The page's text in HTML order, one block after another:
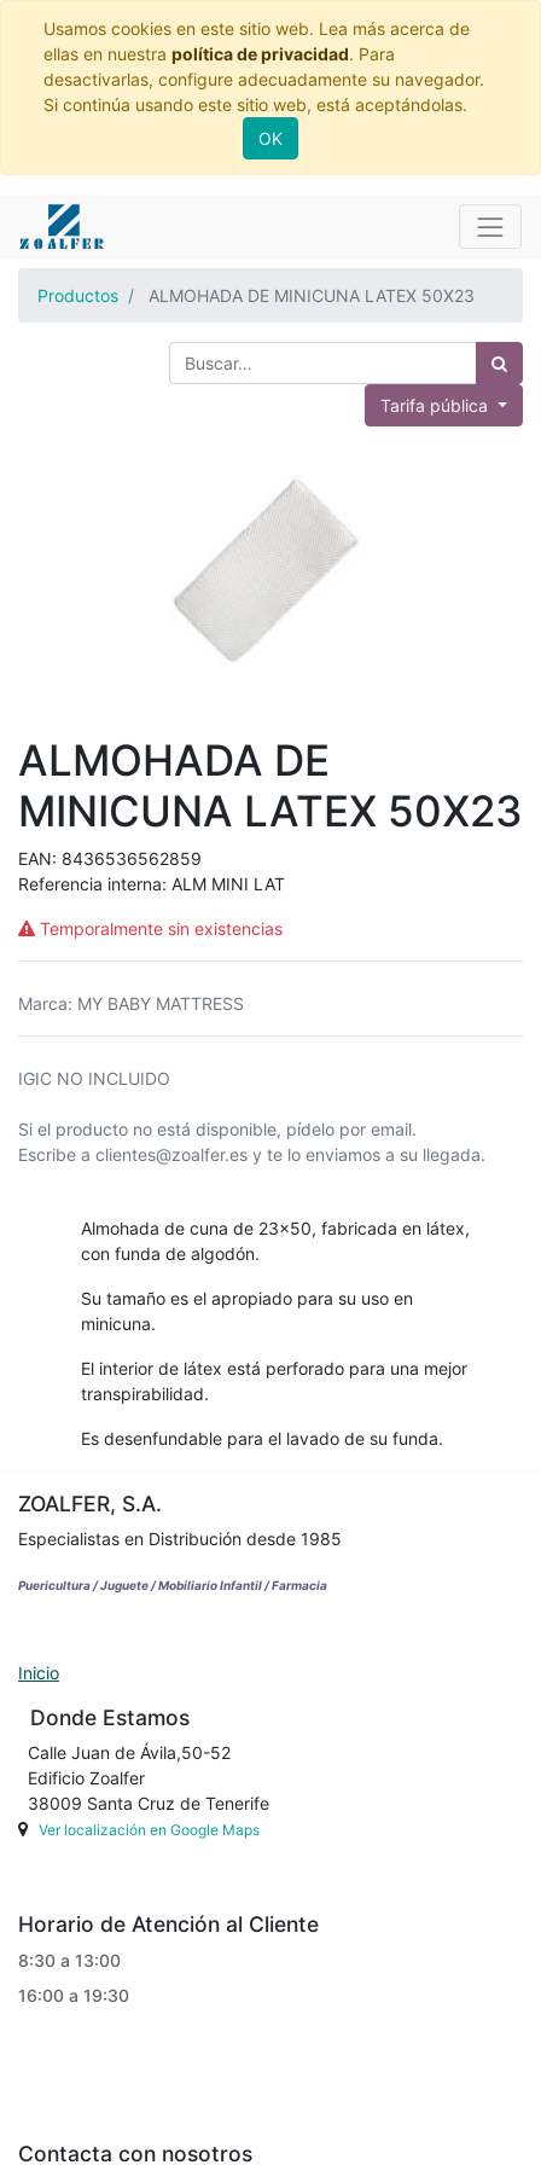
Usamos cookies en este sitio web. Lea más acerca de
ellas en nuestra política de privacidad. Para
desactivarlas, configure adecuadamente su navegador.
Si continúa usando este sitio web, está aceptándolas.
OK
Productos ALMOHADA DE MINICUNA LATEX 50X23
Tarifa pública
ALMOHADA DE
MINICUNA LATEX 50X23
EAN: 8436536562859
Referencia interna: ALM MINI LAT
Temporalmente sin existencias
Marca: MY BABY MATTRESS
IGIC NO INCLUIDO
Si el producto no está disponible, pídelo por email.
Escribe a clientes@zoalfer.es y te lo enviamos a su llegada.
Almohada de cuna de 23x50, fabricada en látex,
con funda de algodón.
Su tamaño es el apropiado para su uso en
minicuna.
El interior de látex está perforado para una mejor
transpirabilidad.
Es desenfundable para el lavado de su funda.
ZOALFER, S.A.
Especialistas en Distribución desde 1985
Puericultura / Juguete / Mobiliario Infantil / Farmacia
Inicio
Donde Estamos
Calle Juan de Ávila,50-52
Edificio Zoalfer
38009 Santa Cruz de Tenerife
Ver localización en Google Maps
Horario de Atención al Cliente
8:30 a 13:00
16:00 a 19:30
Contacta con nosotros